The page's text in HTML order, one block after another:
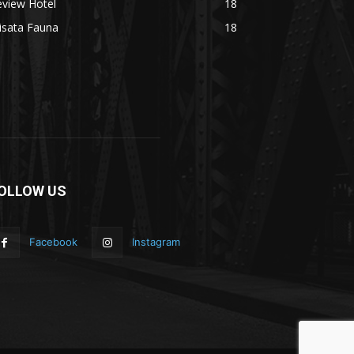
Hotel
18
Fauna
18
US
Facebook Instagram